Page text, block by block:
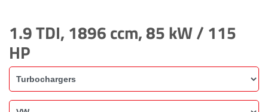
1.9 TDI, 1896 ccm, 85 kW / 115
HP